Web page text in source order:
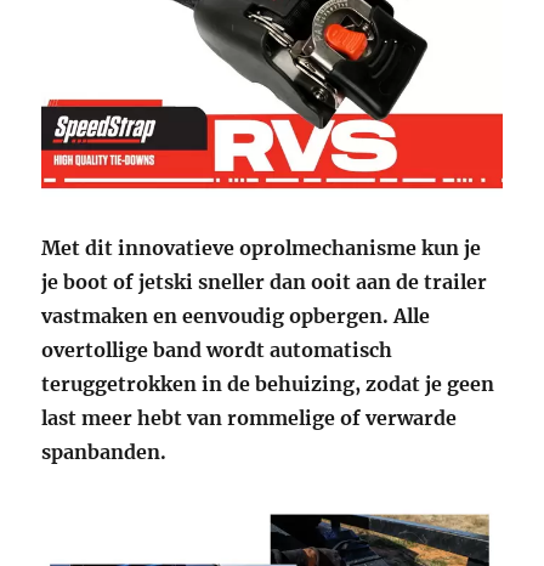
Met dit innovatieve oprolmechanisme kun je
je boot of jetski sneller dan ooit aan de trailer
vastmaken en eenvoudig opbergen. Alle
overtollige band wordt automatisch
teruggetrokken in de behuizing, zodat je geen
last meer hebt van rommelige of verwarde
spanbanden.